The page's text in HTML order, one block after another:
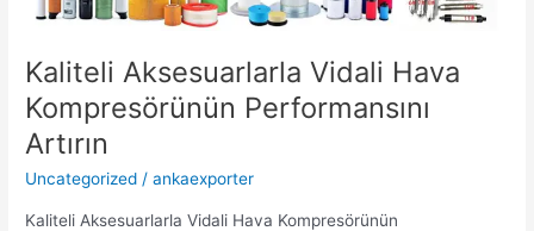
Kaliteli Aksesuarlarla Vidali Hava
Kompresörünün Performansını
Artırın
Uncategorized /ankaexporter
Kaliteli Aksesuarlarla Vidali Hava Kompresörünün